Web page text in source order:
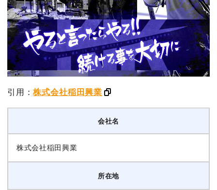
引用：株式会社稲田興業
会社名
株式会社稲田興業
所在地